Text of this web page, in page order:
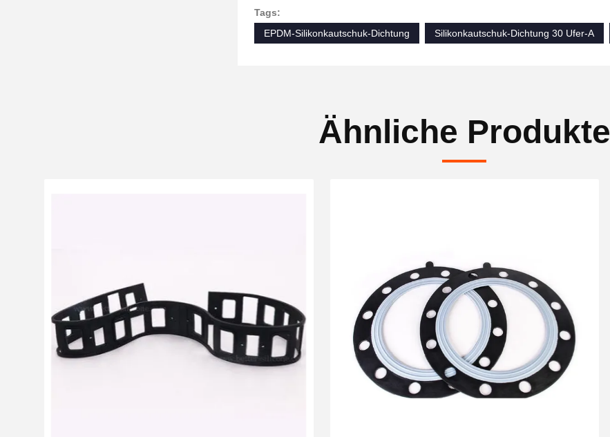
Tags:
EPDM-Silikonkautschuk-Dichtung
Silikonkautschuk-Dichtung 30 Ufer-A
Ähnliche Produkte